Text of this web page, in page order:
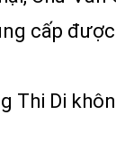
cấp
Thi Di